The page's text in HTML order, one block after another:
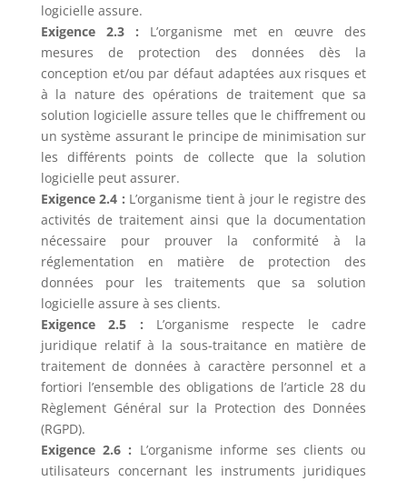
logicielle assure.
Exigence 2.3 : L’organisme met en œuvre des
mesures de protection des données dès la
conception et/ou par défaut adaptées aux risques et
à la nature des opérations de traitement que sa
solution logicielle assure telles que le chiffrement ou
un système assurant le principe de minimisation sur
les différents points de collecte que la solution
logicielle peut assurer.
Exigence 2.4 : L’organisme tient à jour le registre des
activités de traitement ainsi que la documentation
nécessaire pour prouver la conformité à la
réglementation en matière de protection des
données pour les traitements que sa solution
logicielle assure à ses clients.
Exigence 2.5 : L’organisme respecte le cadre
juridique relatif à la sous-traitance en matière de
traitement de données à caractère personnel et a
fortiori l’ensemble des obligations de l’article 28 du
Règlement Général sur la Protection des Données
(RGPD).
Exigence 2.6 : L’organisme informe ses clients ou
utilisateurs concernant les instruments juridiques